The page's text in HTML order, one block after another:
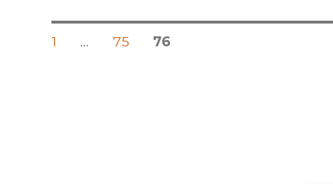
Posts
PÁGINA
1 … PÁGINA
75 PÁGINA
76